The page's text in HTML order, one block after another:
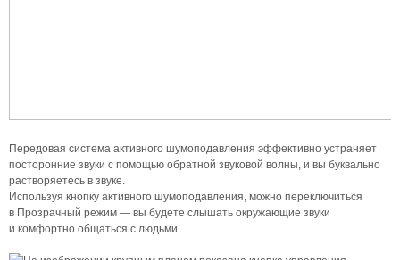
Передовая система активного шумоподавления эффективно устраняет
посторонние звуки с помощью обратной звуковой волны, и вы буквально
растворяетесь в звуке.
Используя кнопку активного шумоподавления, можно переключиться
в Прозрачный режим — вы будете слышать окружающие звуки
и комфортно общаться с людьми.